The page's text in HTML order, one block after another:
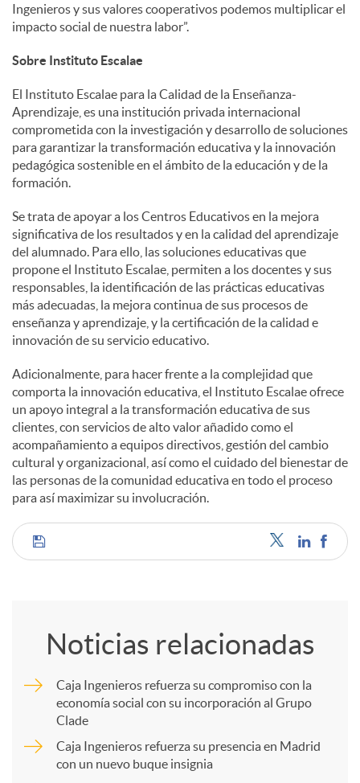
Ingenieros y sus valores cooperativos podemos multiplicar el
impacto social de nuestra labor”.
Sobre Instituto Escalae
El Instituto Escalae para la Calidad de la Enseñanza-
Aprendizaje, es una institución privada internacional
comprometida con la investigación y desarrollo de soluciones
para garantizar la transformación educativa y la innovación
pedagógica sostenible en el ámbito de la educación y de la
formación.
Se trata de apoyar a los Centros Educativos en la mejora
significativa de los resultados y en la calidad del aprendizaje
del alumnado. Para ello, las soluciones educativas que
propone el Instituto Escalae, permiten a los docentes y sus
responsables, la identificación de las prácticas educativas
más adecuadas, la mejora continua de sus procesos de
enseñanza y aprendizaje, y la certificación de la calidad e
innovación de su servicio educativo.
Adicionalmente, para hacer frente a la complejidad que
comporta la innovación educativa, el Instituto Escalae ofrece
un apoyo integral a la transformación educativa de sus
clientes, con servicios de alto valor añadido como el
acompañamiento a equipos directivos, gestión del cambio
cultural y organizacional, así como el cuidado del bienestar de
las personas de la comunidad educativa en todo el proceso
para así maximizar su involucración.
C
m
Noticias relacionadas
Caja Ingenieros refuerza su compromiso con la
economía social con su incorporación al Grupo
Clade
Caja Ingenieros refuerza su presencia en Madrid
con un nuevo buque insignia